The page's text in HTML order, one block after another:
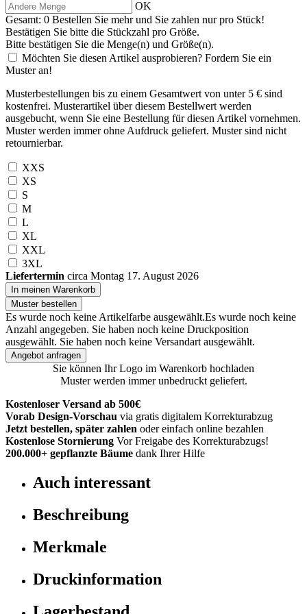
OK
Gesamt: 0 Bestellen Sie mehr und Sie zahlen nurpro Stück!
Bestätigen Sie bitte die Stückzahl pro Größe.
Bitte bestätigen Sie die Menge(n) und Größe(n).
Möchten Sie diesen Artikel ausprobieren? Fordern Sie ein
Muster an!
Musterbestellungen bis zu einem Gesamtwert von unter 5 € sind
kostenfrei. Musterartikel über diesem Bestellwert werden
ausgebucht, wenn Sie eine Bestellung für diesen Artikel vornehmen.
Muster werden immer ohne Aufdruck geliefert. Muster sind nicht
retournierbar.
XXS
XS
S
M
L
XL
XXL
3XL
Liefertermin circa Montag 17. August 2026
In meinen Warenkorb
Muster bestellen
Es wurde noch keine Artikelfarbe ausgewählt.Es wurde noch keine
Anzahl angegeben. Sie haben noch keine Druckposition
ausgewählt. Sie haben noch keine Versandart ausgewählt.
Angebot anfragen
Sie können Ihr Logo im Warenkorb hochladen
Muster werden immer unbedruckt geliefert.
Kostenloser Versand ab 500€
Vorab Design-Vorschau via gratis digitalem Korrekturabzug
Jetzt bestellen, später zahlen oder einfach online bezahlen
Kostenlose Stornierung Vor Freigabe des Korrekturabzugs!
200.000+ gepflanzte Bäume dank Ihrer Hilfe
Auch interessant
Beschreibung
Merkmale
Druckinformation